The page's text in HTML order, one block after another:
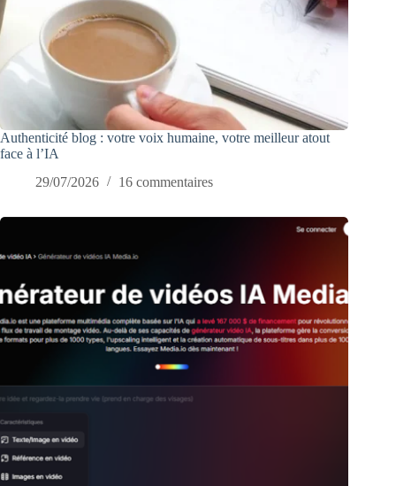
Authenticité blog : votre voix humaine, votre meilleur atout
face à l’IA
29/07/2026
16 commentaires